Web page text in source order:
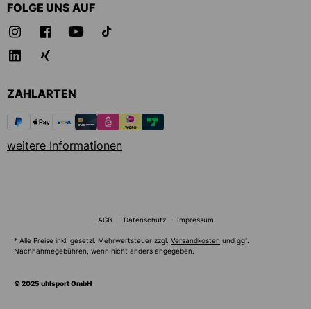
FOLGE UNS AUF
ZAHLARTEN
weitere Informationen
AGB Datenschutz Impressum
© 2025 uhlsport GmbH
* Alle Preise inkl. gesetzl. Mehrwertsteuer zzgl. Versandkosten und ggf.
Nachnahmegebühren, wenn nicht anders angegeben.